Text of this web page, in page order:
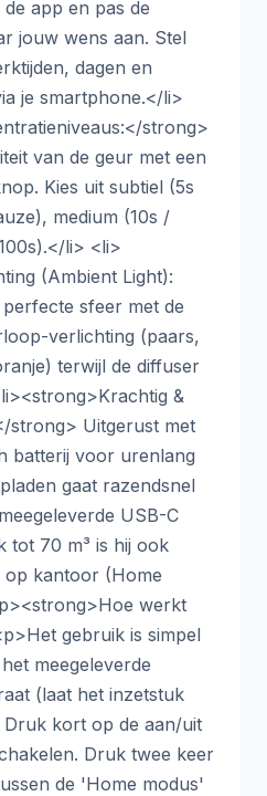
app en pas de
jouw wens aan. Stel
dagen en
je smartphone.</li>
strong>
van de geur met een
Kies uit subtiel (5s
medium (10s /
li> <li>
(Ambient Light):
sfeer met de
verlichting (paars,
terwijl de diffuser
&
strong> Uitgerust met
batterij voor urenlang
gaat razendsnel
USB-C
tot 70 m³ is hij ook
kantoor (Home
werkt
gebruik is simpel
meegeleverde
(laat het inzetstuk
Druk kort op de aan/uit
Druk twee keer
de 'Home modus'